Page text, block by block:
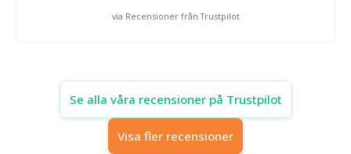
via Recensioner från Trustpilot
Se alla våra recensioner på Trustpilot
Visa fler recensioner